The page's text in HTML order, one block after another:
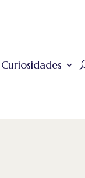
Curiosidades